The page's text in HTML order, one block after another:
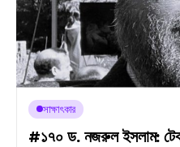
সাক্ষাৎকার
#১৭০ ড. নজরুল ইসলাম: